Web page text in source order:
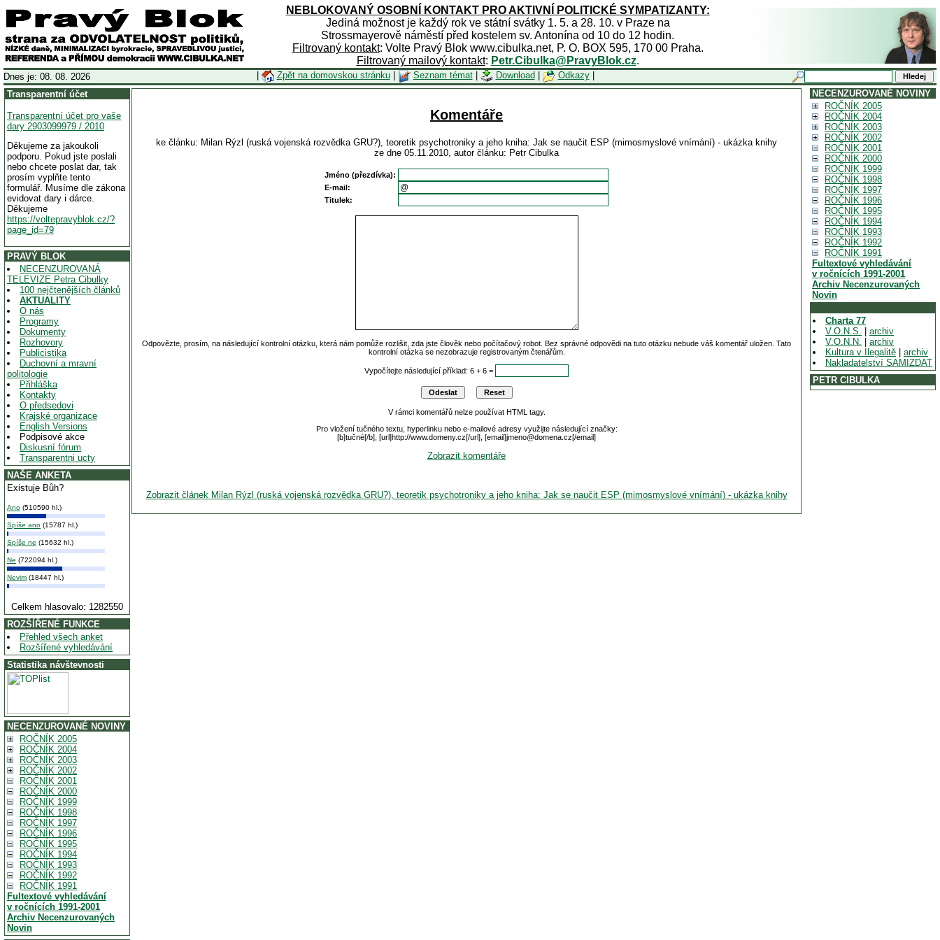
NEBLOKOVANÝ OSOBNÍ KONTAKT PRO AKTIVNÍ POLITICKÉ SYMPATIZANTY:
Jediná možnost je každý rok ve státní svátky 1. 5. a 28. 10. v Praze na
Strossmayerově náměstí před kostelem sv. Antonína od 10 do 12 hodin.
Filtrovaný kontakt: Volte Pravý Blok www.cibulka.net, P. O. BOX 595, 170 00 Praha.
Filtrovaný mailový kontakt: Petr.Cibulka@PravyBlok.cz.
Dnes je: 08. 08. 2026 Zpět na domovskou stránku| Seznam témat| Download Odkazy|
Transparentní účet
Transparentní účet pro vaše
dary 2903099979 / 2010
Děkujeme za jakoukoli
podporu. Pokud jste poslali
nebo chcete poslat dar, tak
prosím vyplňte tento
formulář. Musíme dle zákona
evidovat dary i dárce.
Děkujeme
https://voltepravyblok.cz/?
page_id=79
PRAVÝ BLOK
NECENZUROVANÁ
TELEVIZE Petra Cibulky
100 nejčtenějších článků
AKTUALITY
O nás
Programy
Dokumenty
Rozhovory
Publicistika
Duchovní a mravní
politologie
Přihláška
Kontakty
O předsedovi
Krajské organizace
English Versions
Podpisové akce
Diskusní fórum
Transparentni ucty
NAŠE ANKETA
Existuje Bůh?
Ano (510590 hl.)
Spíše ano (15787 hl.)
Spíše ne (15632 hl.)
Ne (722094 hl.)
Nevim (18447 hl.)
Celkem hlasovalo: 1282550
ROZŠÍŘENÉ FUNKCE
Přehled všech anket
Rozšířené vyhledávání
Statistika návštevnosti
NECENZUROVANÉ NOVINY
ROČNÍK 2005
ROČNÍK 2004
ROČNÍK 2003
ROČNÍK 2002
ROČNÍK 2001
ROČNÍK 2000
ROČNÍK 1999
ROČNÍK 1998
ROČNÍK 1997
ROČNÍK 1996
ROČNÍK 1995
ROČNÍK 1994
ROČNÍK 1993
ROČNÍK 1992
ROČNÍK 1991
Fultextové vyhledávání
v ročnících 1991-2001
Archiv Necenzurovaných
Novin
Komentáře
ke článku: Milan Rýzl (ruská vojenská rozvědka GRU?), teoretik psychotroniky a jeho kniha: Jak se naučit ESP (mimosmyslové vnímání) - ukázka knihy
ze dne 05.11.2010, autor článku: Petr Cibulka
Jméno (přezdívka):
E-mail:
Titulek:
Odpovězte, prosím, na následující kontrolní otázku, která nám pomůže rozlišit, zda jste člověk nebo počítačový robot. Bez správné odpovědi na tuto otázku nebude váš komentář uložen. Tato
kontrolní otázka se nezobrazuje registrovaným čtenářům.
Vypočítejte následující příklad: 6 + 6 =
V rámci komentářů nelze používat HTML tagy.
Pro vložení tučného textu, hyperlinku nebo e-mailové adresy využijte následující značky:
[b]tučné[/b], [url]http://www.domeny.cz[/url], [email]jmeno@domena.cz[/email]
Zobrazit komentáře
Zobrazit článek Milan Rýzl (ruská vojenská rozvědka GRU?), teoretik psychotroniky a jeho kniha: Jak se naučit ESP (mimosmyslové vnímání) - ukázka knihy
NECENZUROVANÉ NOVINY
ROČNÍK 2005
ROČNÍK 2004
ROČNÍK 2003
ROČNÍK 2002
ROČNÍK 2001
ROČNÍK 2000
ROČNÍK 1999
ROČNÍK 1998
ROČNÍK 1997
ROČNÍK 1996
ROČNÍK 1995
ROČNÍK 1994
ROČNÍK 1993
ROČNÍK 1992
ROČNÍK 1991
Fultextové vyhledávání
v ročnících 1991-2001
Archiv Necenzurovaných
Novin
Charta 77
V.O.N.S.
archiv
V.O.N.N.
archiv
Kultura v Ilegalitě
archiv
Nakladatelství SAMIZDAT
PETR CIBULKA